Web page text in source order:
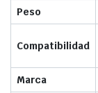
Peso
Compatibilidad
Marca